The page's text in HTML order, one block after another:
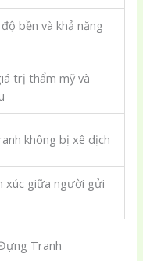
bền và khả năng
trị thẩm mỹ và
không bị xê dịch
xúc giữa người gửi
Tranh